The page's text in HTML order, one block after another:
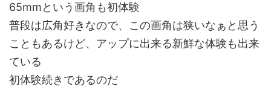
65mmという画角も初体験
普段は広角好きなので、この画角は狭いなぁと思う
こともあるけど、アップに出来る新鮮な体験も出来
ている
初体験続きであるのだ